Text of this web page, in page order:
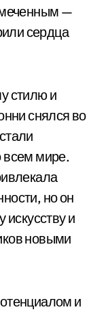
—
сердца
стилю и
снялся во
всем мире.
но он
искусству и
новыми
и